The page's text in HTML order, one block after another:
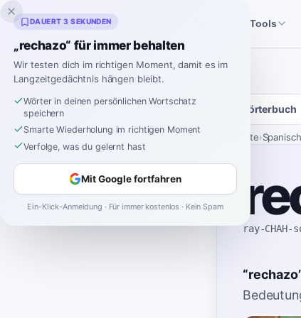
Inklingo Geschichten Spanische Tools
Wörterbuch
Startseite›Spanisch
ray-CHAH-
“rechazo
DAUERT 3 SEKUNDEN
„rechazo“ für immer behalten
Wir testen dich im richtigen Moment, damit es im
Langzeitgedächtnis hängen bleibt.
Wörter in deinen persönlichen Wortschatz
speichern
Smarte Wiederholung im richtigen Moment
Verfolge, was du gelernt hast
Mit Google fortfahren
Ein-Klick-Anmeldung · Für immer kostenlos · Kein Spam